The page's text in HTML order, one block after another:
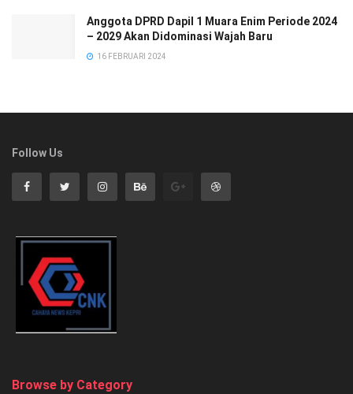
Anggota DPRD Dapil 1 Muara Enim Periode 2024
– 2029 Akan Didominasi Wajah Baru
16 FEBRUARI 2024
Follow Us
Browse by Category